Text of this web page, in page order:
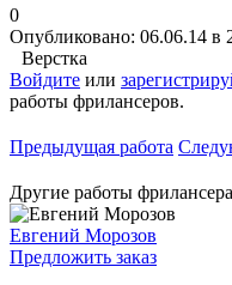
0
Опубликовано: 06.06.14 в
Верстка
Войдите или
работы фрилансеров.
Предыдущая работа
Другие работы фрилансера
Евгений Морозов
Предложить заказ